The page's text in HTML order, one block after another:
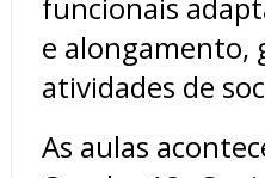
funcionais
e alongamento,
atividades de
As aulas